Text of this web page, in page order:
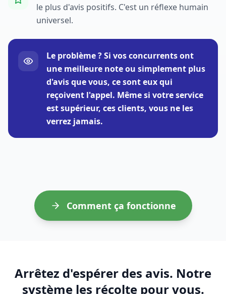
le plus d'avis positifs. C'est un réflexe humain
universel.
Le problème ? Si vos concurrents ont
une meilleure note ou simplement plus
d'avis que vous, ce sont eux qui
reçoivent l'appel. Même si votre service
est supérieur, ces clients, vous ne les
verrez jamais.
Comment ça fonctionne
Arrêtez d'espérer des avis. Notre
système les récolte pour vous.